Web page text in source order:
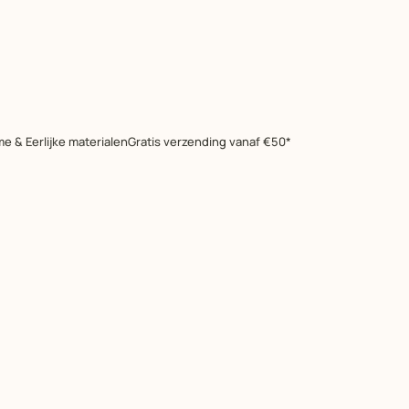
& Eerlijke materialenGratis verzending vanaf €50*